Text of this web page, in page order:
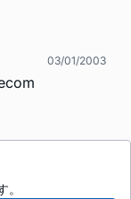
03/01/2003